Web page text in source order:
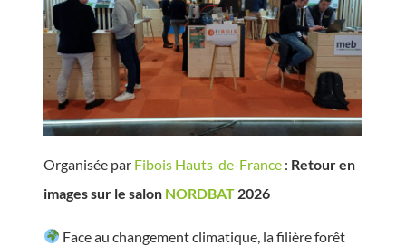
Organisée par Fibois Hauts-de-France : Retour en
images sur le salon NORDBAT 2026
Face au changement climatique, la filière forêt